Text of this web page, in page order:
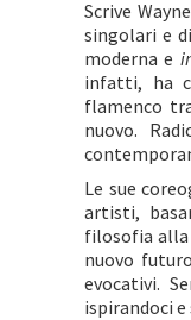
Scrive
singolari e
moderna e
infatti, ha
flamenco
nuovo.
Le sue
artisti,
filosofia alla
nuovo
evocativi.
ispirandoci